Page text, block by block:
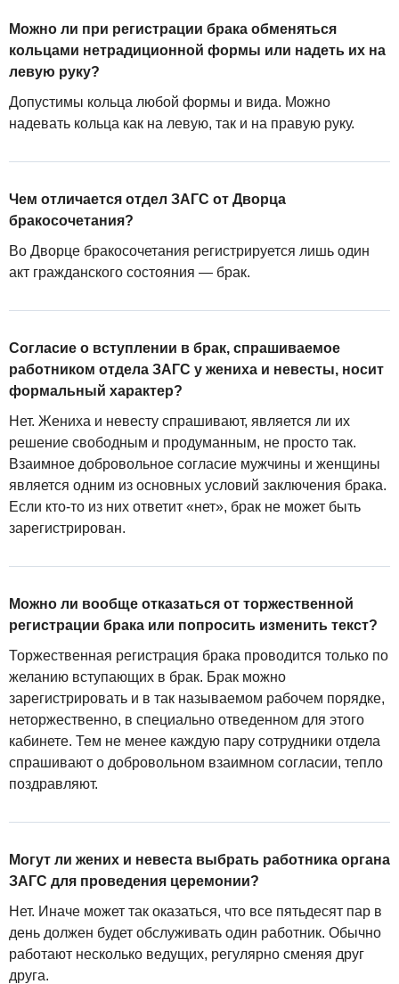
Можно ли при регистрации брака обменяться
кольцами нетрадиционной формы или надеть их на
левую руку?
Допустимы кольца любой формы и вида. Можно
надевать кольца как на левую, так и на правую руку.
Чем отличается отдел ЗАГС от Дворца
бракосочетания?
Во Дворце бракосочетания регистрируется лишь один
акт гражданского состояния — брак.
Согласие о вступлении в брак, спрашиваемое
работником отдела ЗАГС у жениха и невесты, носит
формальный характер?
Нет. Жениха и невесту спрашивают, является ли их
решение свободным и продуманным, не просто так.
Взаимное добровольное согласие мужчины и женщины
является одним из основных условий заключения брака.
Если кто-то из них ответит «нет», брак не может быть
зарегистрирован.
Можно ли вообще отказаться от торжественной
регистрации брака или попросить изменить текст?
Торжественная регистрация брака проводится только по
желанию вступающих в брак. Брак можно
зарегистрировать и в так называемом рабочем порядке,
неторжественно, в специально отведенном для этого
кабинете. Тем не менее каждую пару сотрудники отдела
спрашивают о добровольном взаимном согласии, тепло
поздравляют.
Могут ли жених и невеста выбрать работника органа
ЗАГС для проведения церемонии?
Нет. Иначе может так оказаться, что все пятьдесят пар в
день должен будет обслуживать один работник. Обычно
работают несколько ведущих, регулярно сменяя друг
друга.